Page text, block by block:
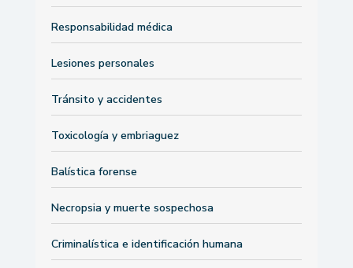
Responsabilidad médica
Lesiones personales
Tránsito y accidentes
Toxicología y embriaguez
Balística forense
Necropsia y muerte sospechosa
Criminalística e identificación humana